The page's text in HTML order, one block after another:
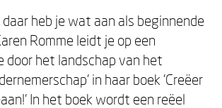
daar heb je wat aan als beginnende
Romme leidt je op een
door het landschap van het
in haar boek 'Creëer
In het boek wordt een reëel